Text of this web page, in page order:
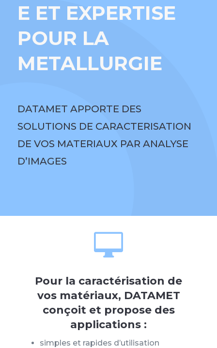
E ET EXPERTISE
POUR LA
METALLURGIE
DATAMET APPORTE DES
SOLUTIONS DE CARACTERISATION
DE VOS MATERIAUX PAR ANALYSE
D’IMAGES

Pour la caractérisation de
vos matériaux, DATAMET
conçoit et propose des
applications :
simples et rapides d’utilisation